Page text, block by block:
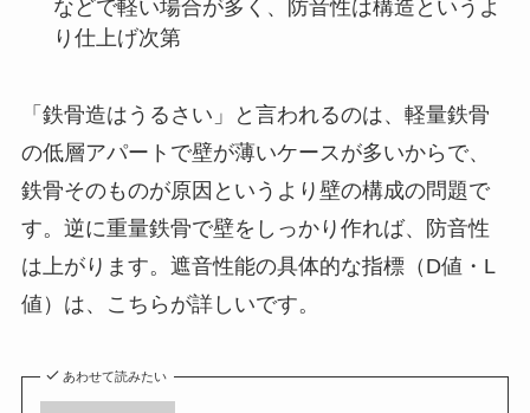
などで軽い場合が多く、防音性は構造というよ
り仕上げ次第
「鉄骨造はうるさい」と言われるのは、軽量鉄骨
の低層アパートで壁が薄いケースが多いからで、
鉄骨そのものが原因というより壁の構成の問題で
す。逆に重量鉄骨で壁をしっかり作れば、防音性
は上がります。遮音性能の具体的な指標（D値・L
値）は、こちらが詳しいです。
あわせて読みたい